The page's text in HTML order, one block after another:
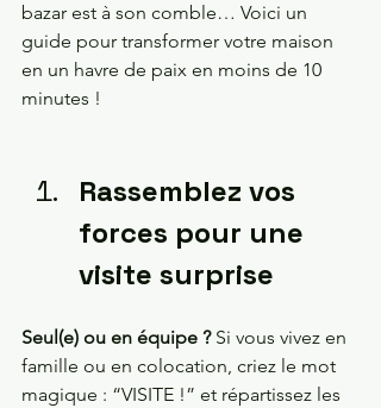
bazar est à son comble… Voici un
guide pour transformer votre maison
en un havre de paix en moins de 10
minutes !
Rassemblez vos
forces pour une
visite surprise
Seul(e) ou en équipe ? Si vous vivez en
famille ou en colocation, criez le mot
magique : “VISITE !” et répartissez les